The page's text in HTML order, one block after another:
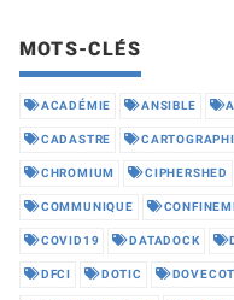
MOTS-CLÉS
ACADÉMIE ANSIBLE
CADASTRE
CHROMIUM CIPHERSHED
COMMUNIQUE
COVID19 DATADOCK
DFCI DOTIC DOVECOT